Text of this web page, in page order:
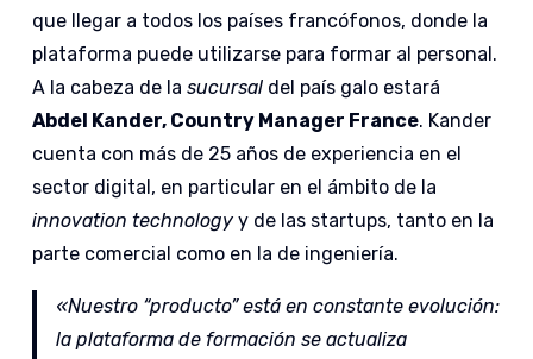
que llegar a todos los países francófonos, donde la
plataforma puede utilizarse para formar al personal.
A la cabeza de lasucursal del país galo estará
Abdel Kander, Country Manager France. Kander
cuenta con más de 25 años de experiencia en el
sector digital, en particular en el ámbito de la
innovation technology y de las startups, tanto en la
parte comercial como en la de ingeniería.
«Nuestro “producto” está en constante evolución:
la plataforma de formación se actualiza